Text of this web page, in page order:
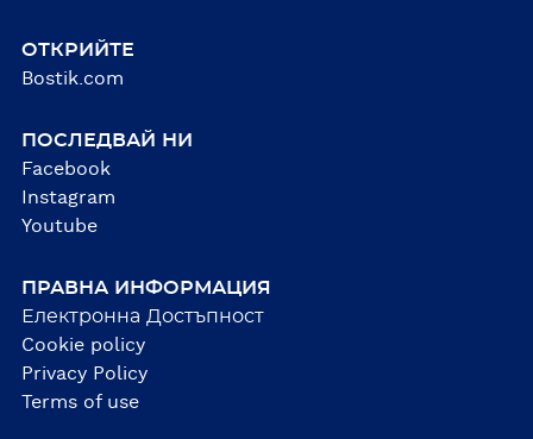
ОТКРИЙТЕ
Bostik.com
ПОСЛЕДВАЙ НИ
Facebook
Instagram
Youtube
ПРАВНА ИНФОРМАЦИЯ
Електронна Достъпност
Cookie policy
Privacy Policy
Terms of use